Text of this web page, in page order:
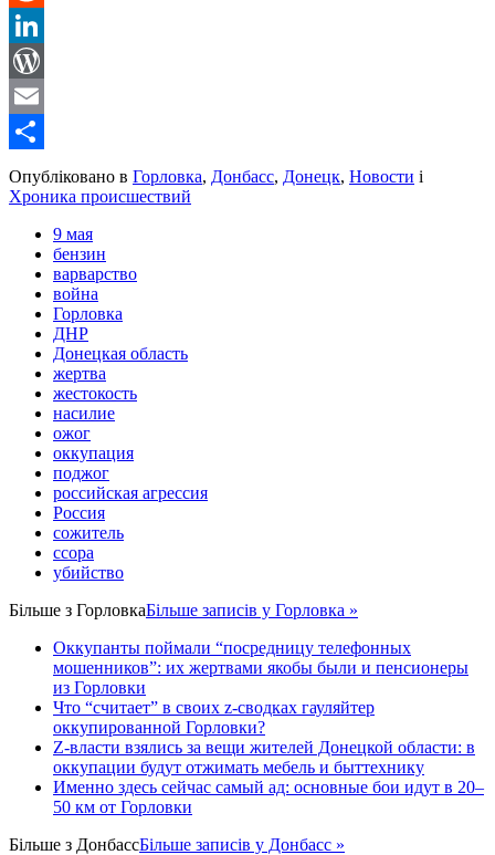
Reddit
LinkedIn
WordPress
Email
Share
Опубліковано в Горловка, Донбасс, Донецк, Новости і
Хроника происшествий
9 мая
бензин
варварство
война
Горловка
ДНР
Донецкая область
жертва
жестокость
насилие
ожог
оккупация
поджог
российская агрессия
Россия
сожитель
ссора
убийство
Більше з ГорловкаБільше записів у Горловка »
Оккупанты поймали “посредницу телефонных
мошенников”: их жертвами якобы были и пенсионеры
из Горловки
Что “считает” в своих z-сводках гауляйтер
оккупированной Горловки?
Z-власти взялись за вещи жителей Донецкой области: в
оккупации будут отжимать мебель и быттехнику
Именно здесь сейчас самый ад: основные бои идут в 20–
50 км от Горловки
Більше з ДонбассБільше записів у Донбасс »